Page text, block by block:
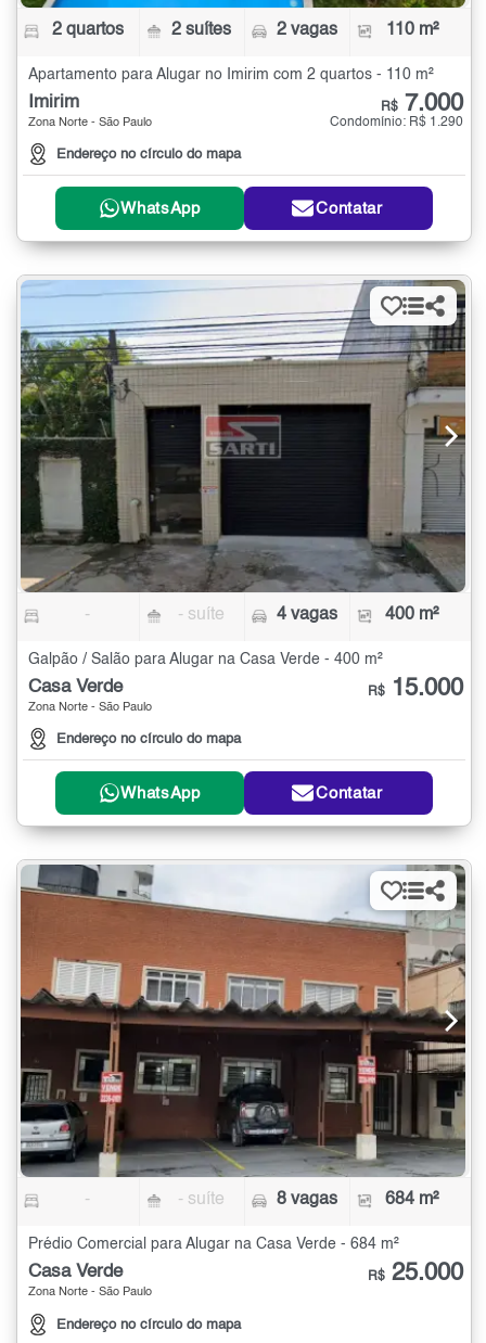
2 quartos 2 suítes 2 vagas 110 m²
Apartamento para Alugar no Imirim com 2 quartos - 110 m²
Imirim
Zona Norte - São Paulo
Endereço no círculo do mapa
R$ 7.000
Condomínio: R$ 1.290
WhatsApp Contatar
- - suíte 4 vagas 400 m²
Galpão / Salão para Alugar na Casa Verde - 400 m²
Casa Verde
Zona Norte - São Paulo
Endereço no círculo do mapa
R$ 15.000
WhatsApp Contatar
- - suíte 8 vagas 684 m²
Prédio Comercial para Alugar na Casa Verde - 684 m²
Casa Verde
Zona Norte - São Paulo
Endereço no círculo do mapa
R$ 25.000